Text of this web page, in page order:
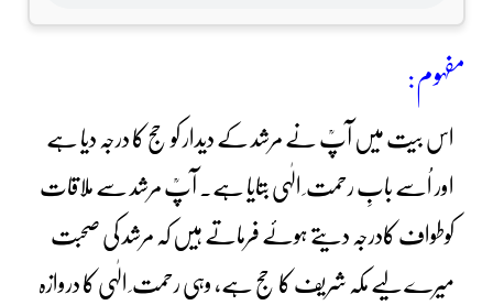
مفہوم:
اس بیت میں آپؒ نے مرشد کے دیدار کو حج کا درجہ دیا ہے
اور اُسے بابِ رحمت ِ الٰہی بتایا ہے۔ آپؒ مرشد سے ملاقات
کوطواف کادرجہ دیتے ہوئے فرماتے ہیں کہ مرشد کی صحبت
میرے لیے مکہ شریف کا حج ہے، وہی رحمت ِ الٰہی کا دروازہ